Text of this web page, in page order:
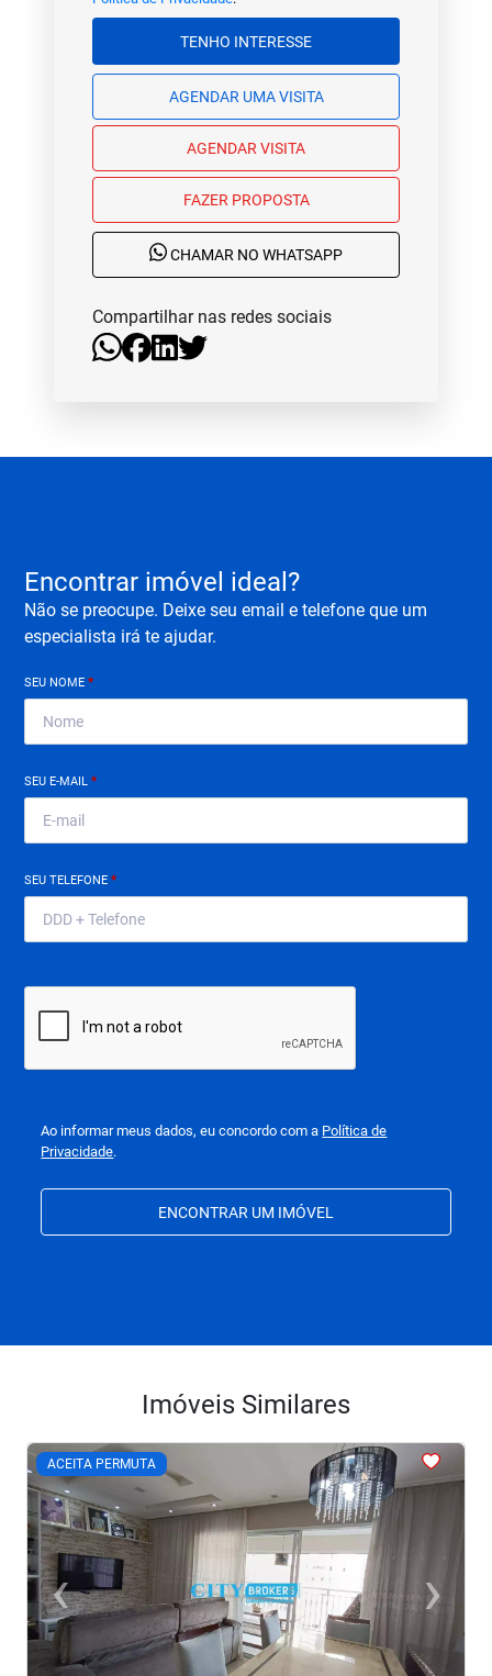
TENHO INTERESSE
AGENDAR UMA VISITA
AGENDAR VISITA
FAZER PROPOSTA
CHAMAR NO WHATSAPP
Compartilhar nas redes sociais
Encontrar imóvel ideal?
Não se preocupe. Deixe seu email e telefone que um
especialista irá te ajudar.
SEU NOME*
SEU E-MAIL*
SEU TELEFONE*
Ao informar meus dados, eu concordo com a Política de
Privacidade.
ENCONTRAR UM IMÓVEL
Imóveis Similares
ACEITA PERMUTA
<<<<
‹Previous ›
Next